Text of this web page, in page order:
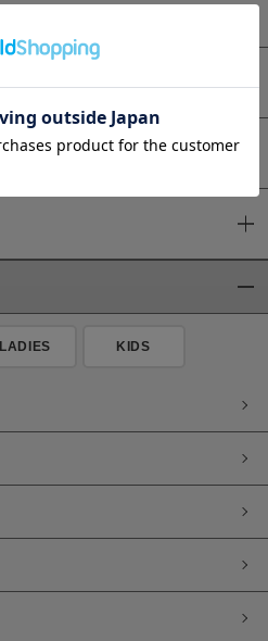
～
予約商品
在庫なし含む
LADIES KIDS